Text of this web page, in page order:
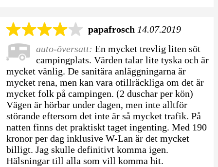
papafrosch 14.07.2019
auto-översatt: En mycket trevlig liten söt
campingplats. Värden talar lite tyska och är
mycket vänlig. De sanitära anläggningarna är
mycket rena, men kan vara otillräckliga om det är
mycket folk på campingen. (2 duschar per kön)
Vägen är hörbar under dagen, men inte alltför
störande eftersom det inte är så mycket trafik. På
natten finns det praktiskt taget ingenting. Med 190
kronor per dag inklusive W-Lan är det mycket
billigt. Jag skulle definitivt komma igen.
Hälsningar till alla som vill komma hit.